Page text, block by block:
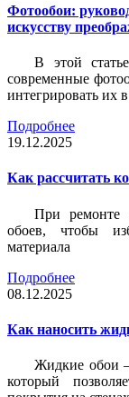
Фотообои:
искусству
В этой
современные
интегрировать их
Подробнее
19.12.2025
Как рассчитать
При ремонте
обоев, чтобы
материала
Подробнее
08.12.2025
Как наносить
Жидкие обои
который